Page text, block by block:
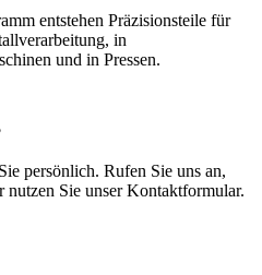
entstehen Präzisionsteile für
in
und in Pressen.
persönlich. Rufen Sie uns an,
nutzen Sie unser Kontaktformular.